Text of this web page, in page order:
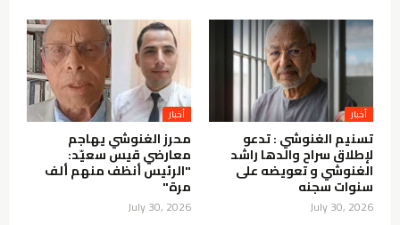
أخبار
تسنيم الغنوشي : تدعو
لإطلاق سراح والدها راشد
الغنوشي و تعويضه على
سنوات سجنه
July 30, 2026
أخبار
محرز الغنوشي يهاجم
معارضي قيس سعيّد:
"الرئيس أنظف منهم ألف
مرة"
July 30, 2026